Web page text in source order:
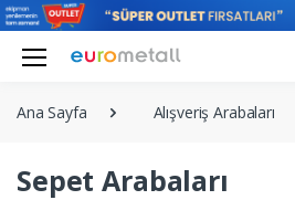
Ana Sayfa Alışveriş Arabaları
Sepet Arabaları